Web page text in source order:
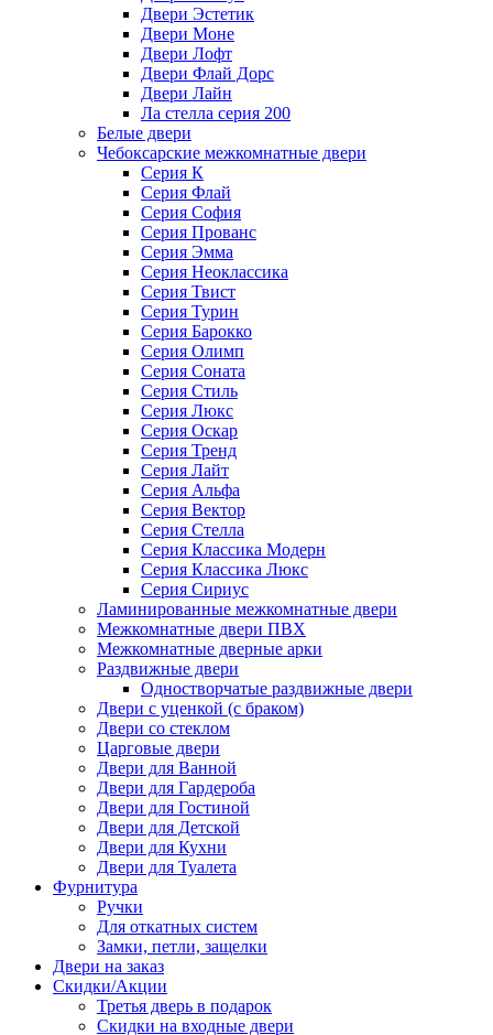
Двери Эстетик
Двери Моне
Двери Лофт
Двери Флай Дорс
Двери Лайн
Ла стелла серия 200
Белые двери
Чебоксарские межкомнатные двери
Серия К
Серия Флай
Серия София
Серия Прованс
Серия Эмма
Серия Неоклассика
Серия Твист
Серия Турин
Серия Барокко
Серия Олимп
Серия Соната
Серия Стиль
Серия Люкс
Серия Оскар
Серия Тренд
Серия Лайт
Серия Альфа
Серия Вектор
Серия Стелла
Серия Классика Модерн
Серия Классика Люкс
Серия Сириус
Ламинированные межкомнатные двери
Межкомнатные двери ПВХ
Межкомнатные дверные арки
Раздвижные двери
Одностворчатые раздвижные двери
Двери с уценкой (с браком)
Двери со стеклом
Царговые двери
Двери для Ванной
Двери для Гардероба
Двери для Гостиной
Двери для Детской
Двери для Кухни
Двери для Туалета
Фурнитура
Ручки
Для откатных систем
Замки, петли, защелки
Двери на заказ
Скидки/Акции
Третья дверь в подарок
Скидки на входные двери